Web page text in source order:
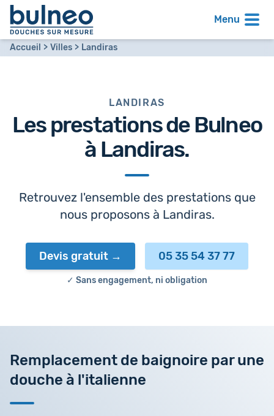
Menu
Accueil Villes Landiras
LANDIRAS
Les prestations de Bulneo
à Landiras.
Retrouvez l'ensemble des prestations que
nous proposons à Landiras.
Devis gratuit 05 35 54 37 77
✓ Sans engagement, ni obligation
Remplacement de baignoire par une
douche à l'italienne